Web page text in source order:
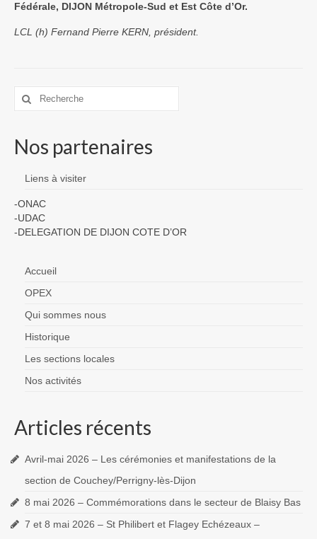
Fédérale, DIJON Métropole-Sud et Est Côte d’Or.
LCL (h) Fernand Pierre KERN, président.
Rechercher
Nos partenaires
Liens à visiter
-ONAC
-UDAC
-DELEGATION DE DIJON COTE D’OR
Accueil
OPEX
Qui sommes nous
Historique
Les sections locales
Nos activités
Articles récents
Avril-mai 2026 – Les cérémonies et manifestations de la
section de Couchey/Perrigny-lès-Dijon
8 mai 2026 – Commémorations dans le secteur de Blaisy Bas
7 et 8 mai 2026 – St Philibert et Flagey Echézeaux –